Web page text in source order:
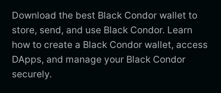
Download the best Black Condor wallet to
store, send, and use Black Condor. Learn
how to create a Black Condor wallet, access
DApps, and manage your Black Condor
securely.